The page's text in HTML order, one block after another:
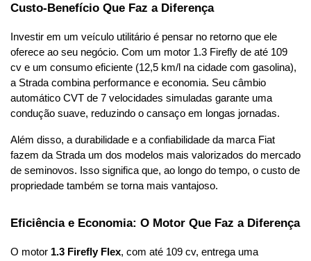
Custo-Benefício Que Faz a Diferença
Investir em um veículo utilitário é pensar no retorno que ele
oferece ao seu negócio. Com um motor 1.3 Firefly de até 109
cv e um consumo eficiente (12,5 km/l na cidade com gasolina),
a Strada combina performance e economia. Seu câmbio
automático CVT de 7 velocidades simuladas garante uma
condução suave, reduzindo o cansaço em longas jornadas.
Além disso, a durabilidade e a confiabilidade da marca Fiat
fazem da Strada um dos modelos mais valorizados do mercado
de seminovos. Isso significa que, ao longo do tempo, o custo de
propriedade também se torna mais vantajoso.
Eficiência e Economia: O Motor Que Faz a Diferença
O motor 1.3 Firefly Flex, com até 109 cv, entrega uma